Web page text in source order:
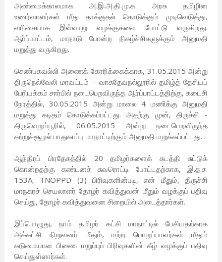
அண்மைக்காலமாக அ.இ.அ.தி.மு.க. அரசு தமிழின
உணர்வாளர்கள் மீது தாக்குதல் தொடுக்கும் முடிவெடுத்து,
வரிசையாக இவ்வாறு வழக்குகளை போட்டு வருகிறது.
ஆர்ப்பாட்டம், மாநாடு போன்ற நிகழ்ச்சிகளுக்கும் அனுமதி
மறுத்து வருகிறது.
செண்பகவல்லி அணைக் கோரிக்கைக்காக, 31.05.2015 அன்று
திருநெல்வேலி மாவட்டம் – வாசுதேவநல்லூரில் தமிழ்த் தேசியப்
பேரியக்கம் சார்பில் நடைபெறவிருந்த ஆர்ப்பாட்டத்திற்கு, கடைசி
நேரத்தில், 30.05.2015 அன்று மாலை 4 மணிக்கு அனுமதி
மறுத்து கடிதம் கொடுக்கப்பட்டது. அதற்கு முன், திருச்சி -
திருவெறும்பூரில், 06.05.2015 அன்று நடைபெறவிருந்த
சுற்றுச்சூழல் பாதுகாப்பு மாநாட்டிற்கும் அனுமதி மறுக்கப்பட்டது.
ஆந்திரப் பிரதேசத்தில் 20 தமிழர்களைக் கடத்தி சுட்டுக்
கொன்றதற்கு கண்டனச் சுவரொட்டி போட்டதற்காக, இ.த.ச.
153A, TNOPPD (3) பிரிவுகளின்படி, என் மீதும், திருச்சி
மாநகரச் செயலாளர் தோழர் கவித்துவன் மீதும் வழக்குப் பதிவு
செய்து, தோழர் கவித்துவனை சிறையில் அடைத்தார்கள்.
இப்பொழுது, நாம் தமிழர் கட்சி மாநாட்டில் பேசியதற்காக
அக்கட்சி நிறுவனர் மீதும், மற்ற பொறுப்பாளர்கள் மீதும்
கடுமையான பிணை மறுப்புப் பிரிவுகளின் கீழ் வழக்குப் பதிவு
செய்துள்ளார்கள்.